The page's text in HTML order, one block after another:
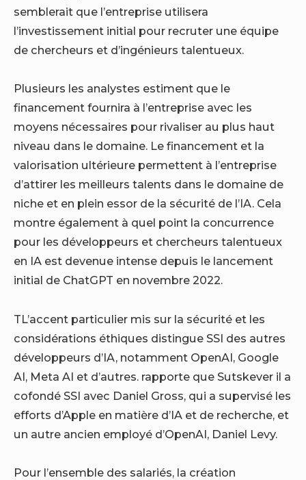
semblerait que l’entreprise utilisera
l’investissement initial pour recruter une équipe
de chercheurs et d’ingénieurs talentueux.
Plusieurs les analystes estiment que le
financement fournira à l’entreprise avec les
moyens nécessaires pour rivaliser au plus haut
niveau dans le domaine. Le financement et la
valorisation ultérieure permettent à l’entreprise
d’attirer les meilleurs talents dans le domaine de
niche et en plein essor de la sécurité de l’IA. Cela
montre également à quel point la concurrence
pour les développeurs et chercheurs talentueux
en IA est devenue intense depuis le lancement
initial de ChatGPT en novembre 2022.
TL’accent particulier mis sur la sécurité et les
considérations éthiques distingue SSI des autres
développeurs d’IA, notamment OpenAI, Google
AI, Meta AI et d’autres. rapporte que Sutskever il a
cofondé SSI avec Daniel Gross, qui a supervisé les
efforts d’Apple en matière d’IA et de recherche, et
un autre ancien employé d’OpenAI, Daniel Levy.
Pour l’ensemble des salariés, la création